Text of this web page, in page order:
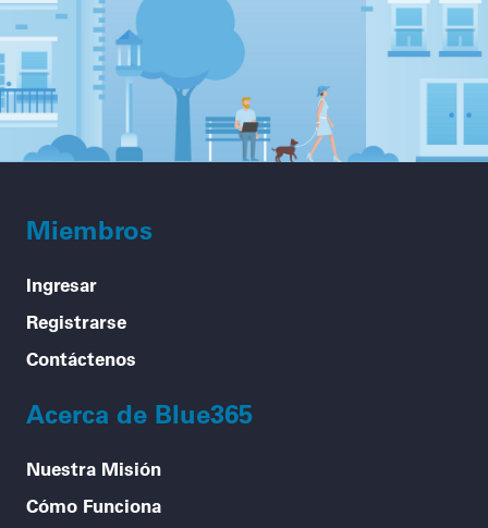
Miembros
Ingresar
Registrarse
Contáctenos
Acerca de Blue365
Nuestra Misión
Cómo Funciona